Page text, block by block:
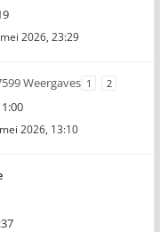
2026, 23:29
Weergaves 1 2
2026, 13:10